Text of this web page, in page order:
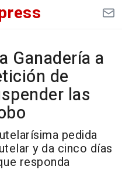
Ganadería a
de
las
pedida
y da cinco días
responda